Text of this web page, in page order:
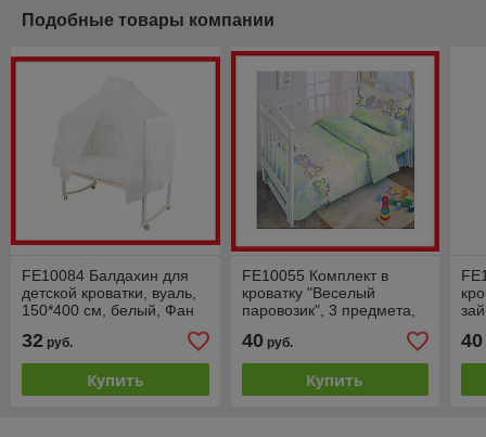
Подобные товары компании
FE10084 Балдахин для
детской кроватки, вуаль,
150*400 см, белый, Фан
32 руб.
Купить
FE10055 Комплект в
кроватку "Веселый
паровозик", 3 предмета,
Funecotex, зеленый
40руб.
Купить
40